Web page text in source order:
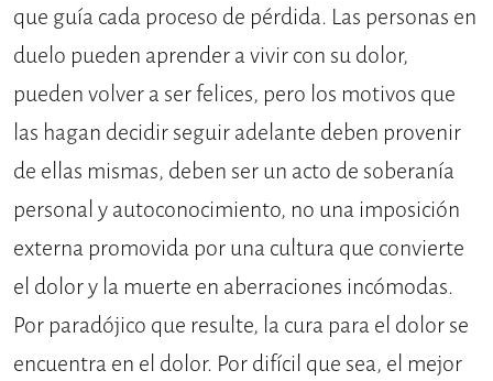
que guía cada proceso de pérdida. Las personas en
duelo pueden aprender a vivir con su dolor,
pueden volver a ser felices, pero los motivos que
las hagan decidir seguir adelante deben provenir
de ellas mismas, deben ser un acto de soberanía
personal y autoconocimiento, no una imposición
externa promovida por una cultura que convierte
el dolor y la muerte en aberraciones incómodas.
Por paradójico que resulte, la cura para el dolor se
encuentra en el dolor. Por difícil que sea, el mejor